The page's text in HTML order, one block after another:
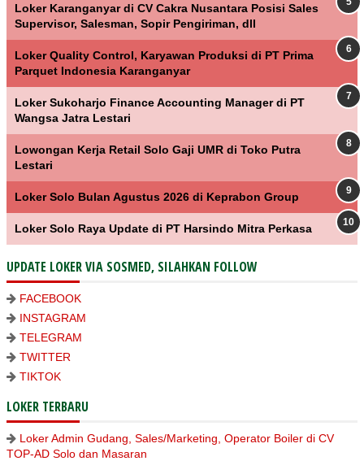
Loker Karanganyar di CV Cakra Nusantara Posisi Sales
Supervisor, Salesman, Sopir Pengiriman, dll
Loker Quality Control, Karyawan Produksi di PT Prima
Parquet Indonesia Karanganyar
Loker Sukoharjo Finance Accounting Manager di PT
Wangsa Jatra Lestari
Lowongan Kerja Retail Solo Gaji UMR di Toko Putra
Lestari
Loker Solo Bulan Agustus 2026 di Keprabon Group
Loker Solo Raya Update di PT Harsindo Mitra Perkasa
UPDATE LOKER VIA SOSMED, SILAHKAN FOLLOW
FACEBOOK
INSTAGRAM
TELEGRAM
TWITTER
TIKTOK
LOKER TERBARU
Loker Admin Gudang, Sales/Marketing, Operator Boiler di CV
TOP-AD Solo dan Masaran